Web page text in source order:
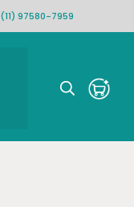
(11) 97580-7959